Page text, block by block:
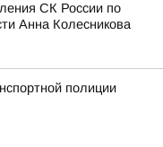
СК России по
Анна Колесникова
полиции